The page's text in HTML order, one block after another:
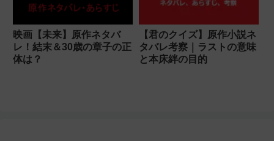
映画【未来】原作ネタバ
レ！結末＆30歳の章子の正
体は？
【君のクイズ】原作小説ネ
タバレ考察｜ラストの意味
と本床絆の目的